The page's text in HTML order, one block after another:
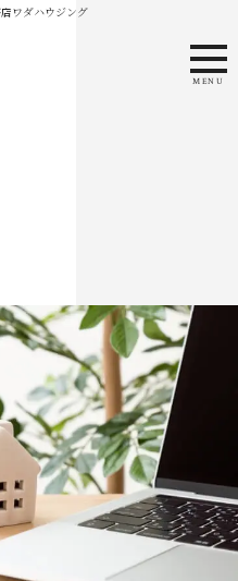
ワダハウジング
MENU